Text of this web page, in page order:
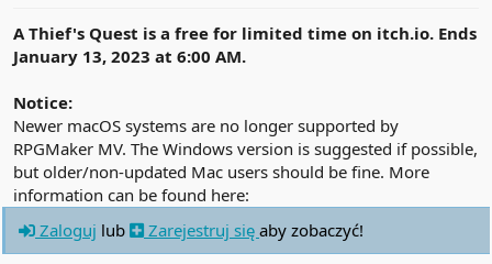
A Thief's Quest is a free for limited time on itch.io. Ends
January 13, 2023 at 6:00 AM.
Notice:
Newer macOS systems are no longer supported by
RPGMaker MV. The Windows version is suggested if possible,
but older/non-updated Mac users should be fine. More
information can be found here:
Zaloguj lub Zarejestruj się aby zobaczyć!